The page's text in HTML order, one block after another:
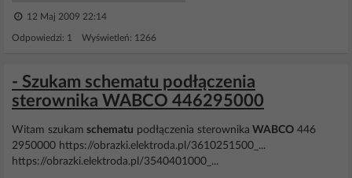
12 Maj 2009 22:14
Odpowiedzi: 1 Wyświetleń: 1266
- Szukam schematu podłączenia
sterownika WABCO 446295000
Witam szukam schematu podłączenia sterownika WABCO 446
2950000 https://obrazki.elektroda.pl/3610251500_...
https://obrazki.elektroda.pl/3540401000_...